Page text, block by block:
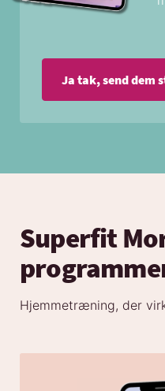
Ja tak, send dem
Superfit
Hjemmetræning, der